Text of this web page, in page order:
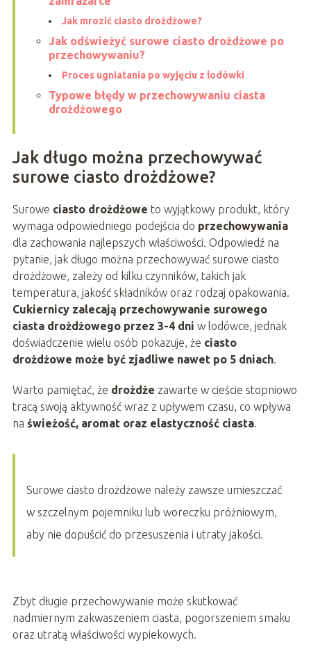
Jak mrozić ciasto drożdżowe?
Jak odświeżyć surowe ciasto drożdżowe po
przechowywaniu?
Proces ugniatania po wyjęciu z lodówki
Typowe błędy w przechowywaniu ciasta
drożdżowego
Jak długo można przechowywać
surowe ciasto drożdżowe?
Surowe ciasto drożdżowe to wyjątkowy produkt, który
wymaga odpowiedniego podejścia do przechowywania
dla zachowania najlepszych właściwości. Odpowiedź na
pytanie, jak długo można przechowywać surowe ciasto
drożdżowe, zależy od kilku czynników, takich jak
temperatura, jakość składników oraz rodzaj opakowania.
Cukiernicy zalecają przechowywanie surowego
ciasta drożdżowego przez 3-4 dni w lodówce, jednak
doświadczenie wielu osób pokazuje, że ciasto
drożdżowe może być zjadliwe nawet po 5 dniach.
Warto pamiętać, że drożdże zawarte w cieście stopniowo
tracą swoją aktywność wraz z upływem czasu, co wpływa
na świeżość, aromat oraz elastyczność ciasta.
Surowe ciasto drożdżowe należy zawsze umieszczać
w szczelnym pojemniku lub woreczku próżniowym,
aby nie dopuścić do przesuszenia i utraty jakości.
Zbyt długie przechowywanie może skutkować
nadmiernym zakwaszeniem ciasta, pogorszeniem smaku
oraz utratą właściwości wypiekowych.